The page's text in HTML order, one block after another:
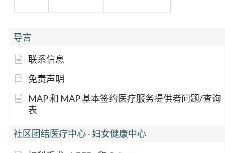
导言
联系信息
免责声明
MAP 和 MAP 基本签约医疗服务提供者问题/查询
表
社区团结医疗中心 - 妇女健康中心